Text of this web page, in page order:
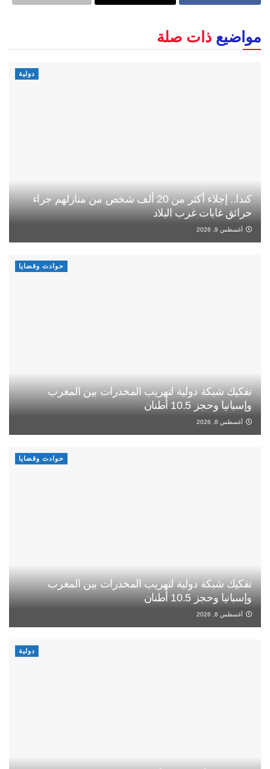
مواضيع ذات صلة
دولية
كندا.. إجلاء أكثر من 20 ألف شخص من منازلهم جراء
حرائق غابات غرب البلاد
أغسطس 9, 2026
حوادث وقضايا
تفكيك شبكة دولية لتهريب المخدرات بين المغرب
وإسبانيا وحجز 10.5 أطنان
أغسطس 8, 2026
حوادث وقضايا
تفكيك شبكة دولية لتهريب المخدرات بين المغرب
وإسبانيا وحجز 10.5 أطنان
أغسطس 8, 2026
دولية